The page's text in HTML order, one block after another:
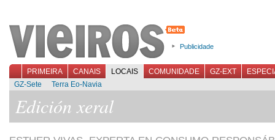
Publicidade
PRIMEIRA CANAIS LOCAIS COMUNIDADE GZ-EXT
GZ-Sete
Terra Eo-Navia
Edición xeral